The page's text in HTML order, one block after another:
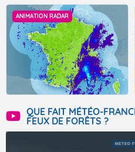
ANIMATION RADAR
QUE FAIT MÉTÉO-
FEUX DE FORÊTS ?